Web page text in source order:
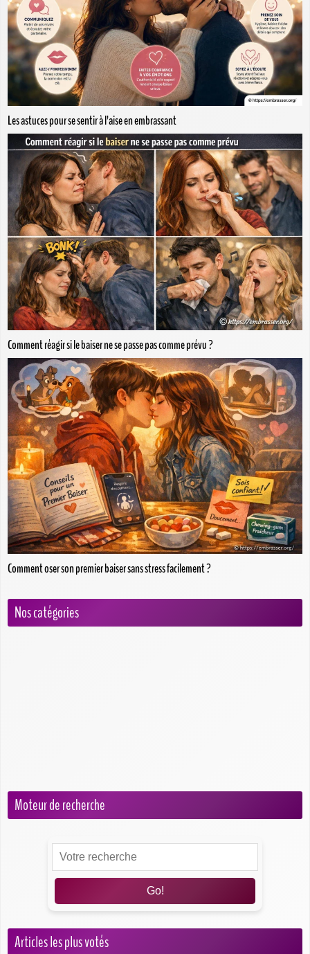
Les astuces pour se sentir à l’aise en embrassant
Comment réagir si le baiser ne se passe pas comme prévu ?
Comment oser son premier baiser sans stress facilement ?
Nos catégories
Moteur de recherche
Go!
Articles les plus votés